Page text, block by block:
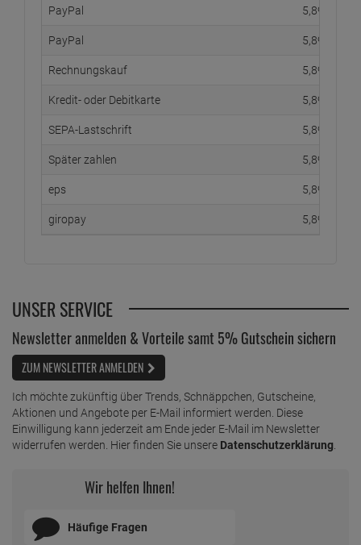
PayPal 5, 89
PayPal 5, 89
Rechnungskauf 5, 89
Kredit- oder Debitkarte 5, 89
SEPA-Lastschrift 5, 89
Später zahlen 5, 89
eps 5, 89
giropay 5, 89
UNSER SERVICE
Newsletter anmelden & Vorteile samt 5% Gutschein sichern
ZUM NEWSLETTER ANMELDEN
Ich möchte zukünftig über Trends, Schnäppchen, Gutscheine,
Aktionen und Angebote per E-Mail informiert werden. Diese
Einwilligung kann jederzeit am Ende jeder E-Mail im Newsletter
widerrufen werden. Hier finden Sie unsere Datenschutzerklärung
Wir helfen Ihnen!
Häufige Fragen